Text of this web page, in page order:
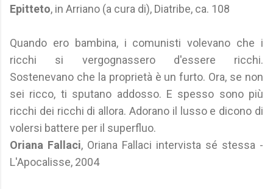
Epitteto, in Arriano (a cura di), Diatribe, ca. 108
Quando ero bambina, i comunisti volevano che i
ricchi si vergognassero d'essere ricchi.
Sostenevano che la proprietà è un furto. Ora, se non
sei ricco, ti sputano addosso. E spesso sono più
ricchi dei ricchi di allora. Adorano il lusso e dicono di
volersi battere per il superfluo.
Oriana Fallaci, Oriana Fallaci intervista sé stessa -
L'Apocalisse, 2004